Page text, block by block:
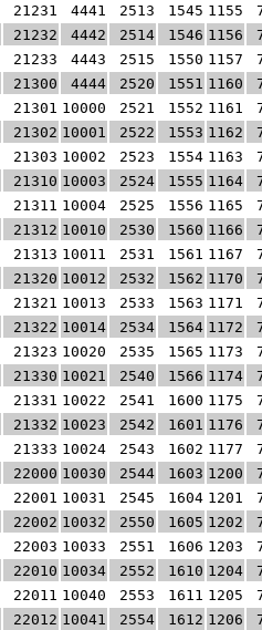
21231 4441 2513 1545 1155
21232 4442 2514 1546 1156
21233 4443 2515 1550 1157
21300 4444 2520 1551 1160
21301 10000 2521 1552 1161
21302 10001 2522 1553 1162
21303 10002 2523 1554 1163
21310 10003 2524 1555 1164
21311 10004 2525 1556 1165
21312 10010 2530 1560 1166
21313 10011 2531 1561 1167
21320 10012 2532 1562 1170
21321 10013 2533 1563 1171
21322 10014 2534 1564 1172
21323 10020 2535 1565 1173
21330 10021 2540 1566 1174
21331 10022 2541 1600 1175
21332 10023 2542 1601 1176
21333 10024 2543 1602 1177
22000 10030 2544 1603 1200
22001 10031 2545 1604 1201
22002 10032 2550 1605 1202
22003 10033 2551 1606 1203
22010 10034 2552 1610 1204
22011 10040 2553 1611 1205
22012 10041 2554 1612 1206